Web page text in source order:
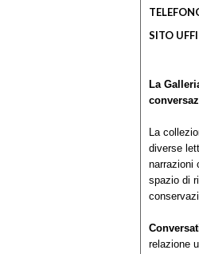
SITO
La
La
diverse
narrazioni
spazio di
relazione